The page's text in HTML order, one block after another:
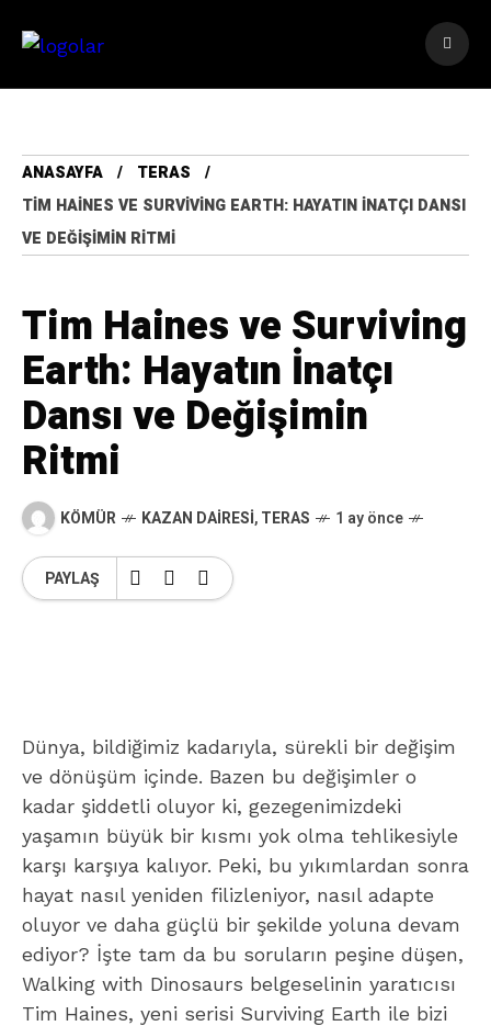
ANASAYFA
TERAS
TIM HAINES VE SURVIVING EARTH: HAYATIN İNATÇI DANSI
VE DEĞIŞIMIN RITMI
Tim Haines ve Surviving
Earth: Hayatın İnatçı
Dansı ve Değişimin
Ritmi
KÖMÜR KAZAN DAIRESI,TERAS 1 ay önce
PAYLAŞ
Dünya, bildiğimiz kadarıyla, sürekli bir değişim
ve dönüşüm içinde. Bazen bu değişimler o
kadar şiddetli oluyor ki, gezegenimizdeki
yaşamın büyük bir kısmı yok olma tehlikesiyle
karşı karşıya kalıyor. Peki, bu yıkımlardan sonra
hayat nasıl yeniden filizleniyor, nasıl adapte
oluyor ve daha güçlü bir şekilde yoluna devam
ediyor? İşte tam da bu soruların peşine düşen,
Walking with Dinosaurs belgeselinin yaratıcısı
Tim Haines, yeni serisi Surviving Earth ile bizi